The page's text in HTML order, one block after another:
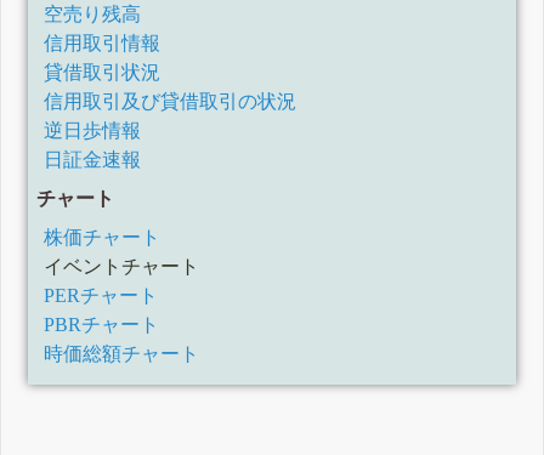
空売り残高
信用取引情報
貸借取引状況
信用取引及び貸借取引の状況
逆日歩情報
日証金速報
チャート
株価チャート
イベントチャート
PERチャート
PBRチャート
時価総額チャート